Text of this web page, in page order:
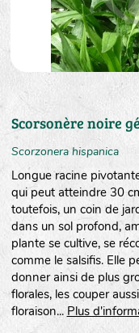
Scorsonère noire
Scorzonera hispanica
Longue racine
qui peut atteindre 30
toutefois, un coin de
dans un sol profond,
plante se cultive, se
comme le salsifis. Elle
donner ainsi de plus
florales, les couper
floraison... Plus